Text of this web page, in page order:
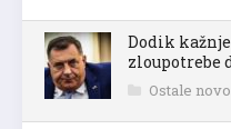
Dodik
zloupotrebe
Ostale